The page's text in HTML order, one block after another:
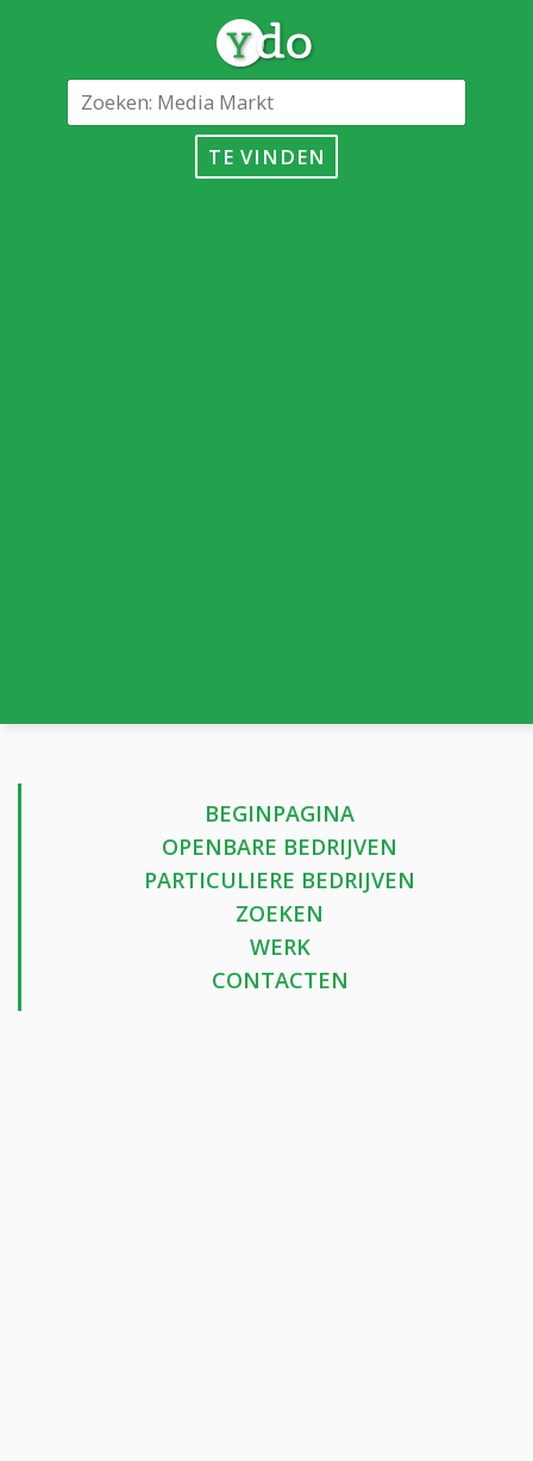
TE VINDEN
BEGINPAGINA
OPENBARE BEDRIJVEN
PARTICULIERE BEDRIJVEN
ZOEKEN
WERK
CONTACTEN